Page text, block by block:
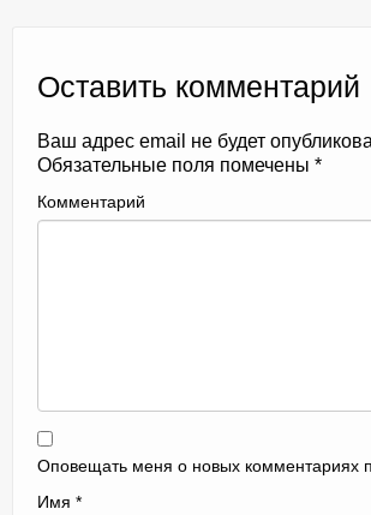
Оставить комментарий
Ваш адрес email не будет
Обязательные поля помечены *
Комментарий
Оповещать меня о новых комментариях
Имя *